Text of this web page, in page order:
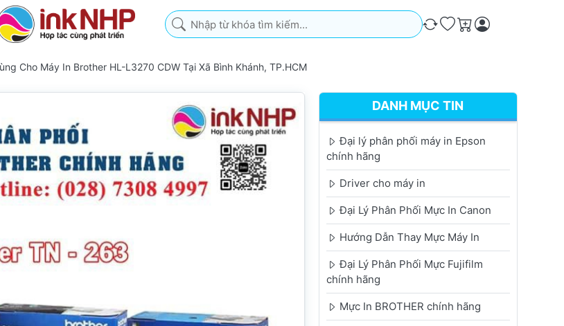
Nhập từ khóa tìm kiếm. Kết quả sẽ tự động xuất hiện khi bạn nhập. Nhấn phím
So sánh
Ưa thích
Giỏ hàng
Cho Máy In Brother HL-L3270 CDW Tại Xã Bình Khánh, TP.HCM
DANH MỤC TIN
Đại lý phân phối máy in Epson
chính hãng
Driver cho máy in
Đại Lý Phân Phối Mực In Canon
Hướng Dẫn Thay Mực Máy In
Đại Lý Phân Phối Mực Fujifilm
chính hãng
Mực In BROTHER chính hãng